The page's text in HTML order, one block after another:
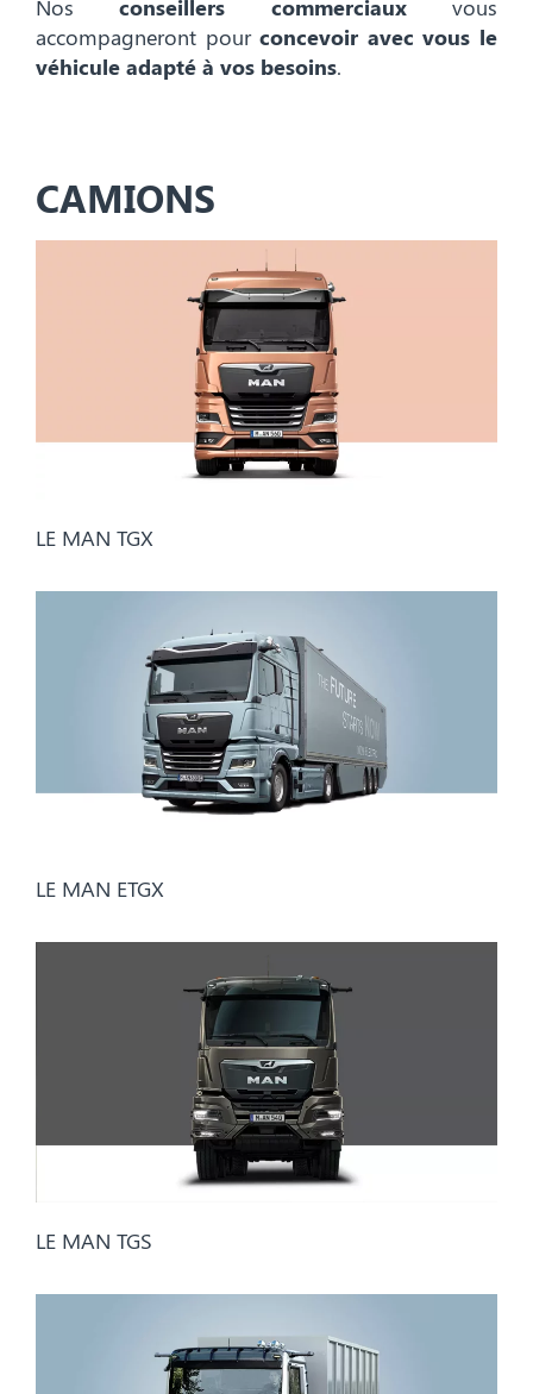
Nosconseillers commerciauxvous
accompagneront pourconcevoir avec vous le
véhicule adapté à vos besoins.
CAMIONS
LE MAN TGX
LE MAN ETGX
LE MAN TGS